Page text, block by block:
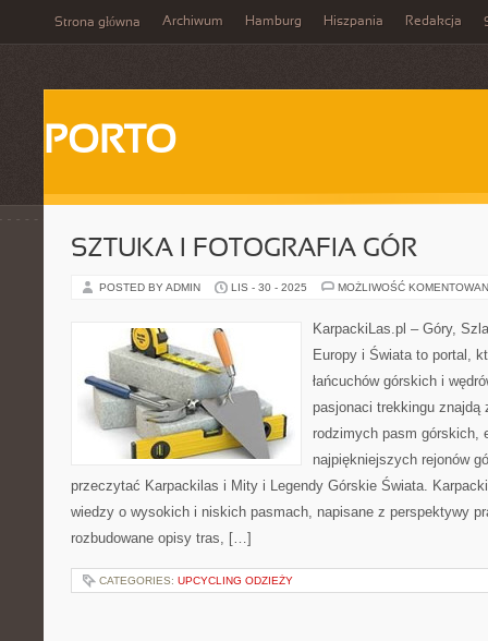
Strona główna Archiwum Hamburg Hiszpania Redakcja
PORTO
SZTUKA I FOTOGRAFIA GÓR
POSTED BY ADMIN LIS - 30 - 2025 MOŻLIWOŚĆ
KarpackiLas.pl – Góry,
Europy i Świata to portal,
łańcuchów górskich i
pasjonaci trekkingu znajdą
rodzimych pasm górskich,
najpiękniejszych rejonów
przeczytać Karpackilas i Mity i Legendy Górskie Świata.
wiedzy o wysokich i niskich pasmach, napisane z perspektywy
rozbudowane opisy tras, […]
CATEGORIES: UPCYCLING ODZIEŻY